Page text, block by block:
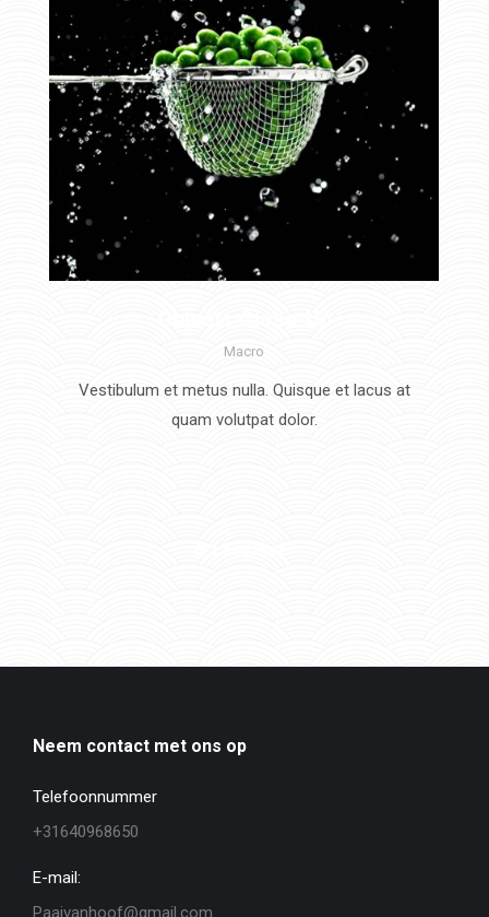
Macro
Vestibulum et metus nulla. Quisque et lacus at
quam volutpat dolor.
Neem contact met ons op
Telefoonnummer
+31640968650
E-mail:
Paajvanhoof@gmail.com